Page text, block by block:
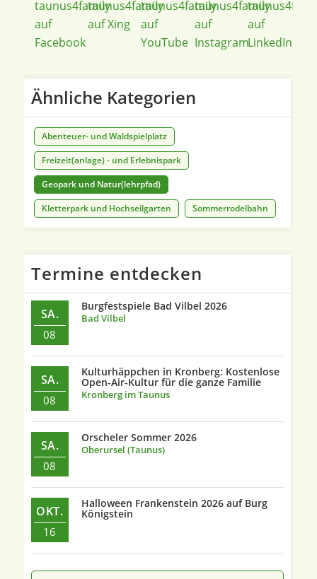
Ähnliche Kategorien
Abenteuer- und Waldspielplatz
Freizeit(anlage) - und Erlebnispark
Geopark und Natur(lehrpfad)
Kletterpark und Hochseilgarten
Sommerrodelbahn
Termine entdecken
SA.
08
Burgfestspiele Bad Vilbel 2026
Bad Vilbel
SA.
08
Kulturhäppchen in Kronberg: Kostenlose
Open-Air-Kultur für die ganze Familie
Kronberg im Taunus
SA.
08
Orscheler Sommer 2026
Oberursel (Taunus)
OKT.
16
Halloween Frankenstein 2026 auf Burg
Königstein